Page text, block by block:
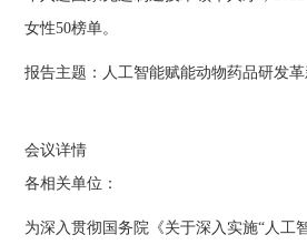
女性50榜单。
报告主题：人工智能赋能动物药品研发
会议详情
各相关单位：
为深入贯彻国务院《关于深入实施“人工